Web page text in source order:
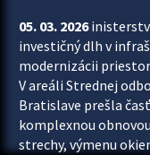
05. 03. 2026
investičný dlh v
modernizácii
V areáli Strednej
Bratislave prešla
komplexnou
strechy, výmenu